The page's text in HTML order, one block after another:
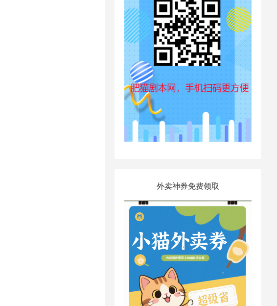
外卖神券免费领取